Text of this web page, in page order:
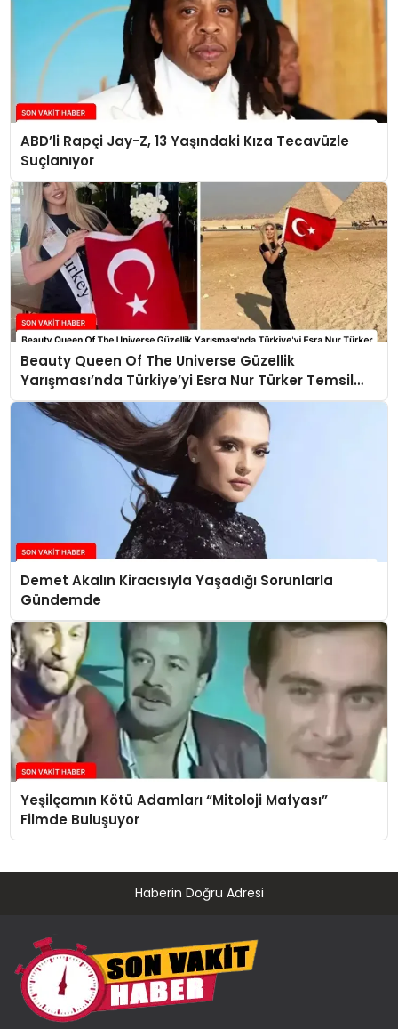
ABD’li Rapçi Jay-Z, 13 Yaşındaki Kıza Tecavüzle
Suçlanıyor
Beauty Queen Of The Universe Güzellik
Yarışması’nda Türkiye’yi Esra Nur Türker Temsil
Edecek
Demet Akalın Kiracısıyla Yaşadığı Sorunlarla
Gündemde
Yeşilçamın Kötü Adamları “Mitoloji Mafyası”
Filmde Buluşuyor
Haberin Doğru Adresi